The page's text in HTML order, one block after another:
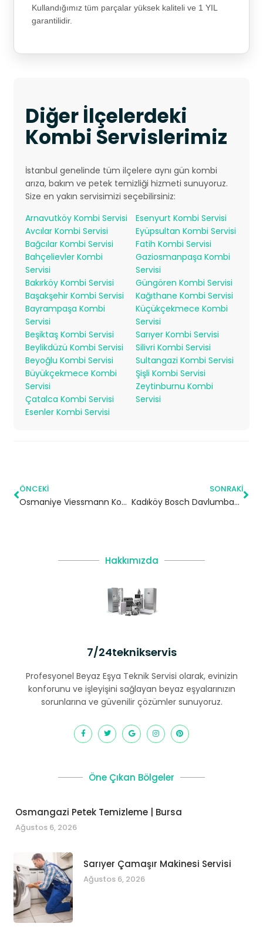
Kullandığımız tüm parçalar yüksek kaliteli ve 1 YIL
garantilidir.
Diğer İlçelerdeki
Kombi Servislerimiz
İstanbul genelinde tüm ilçelere aynı gün kombi
arıza, bakım ve petek temizliği hizmeti sunuyoruz.
Size en yakın servisimizi seçebilirsiniz:
Arnavutköy Kombi Servisi
Avcılar Kombi Servisi
Bağcılar Kombi Servisi
Bahçelievler Kombi
Servisi
Bakırköy Kombi Servisi
Başakşehir Kombi Servisi
Bayrampaşa Kombi
Servisi
Beşiktaş Kombi Servisi
Beylikdüzü Kombi Servisi
Beyoğlu Kombi Servisi
Büyükçekmece Kombi
Servisi
Çatalca Kombi Servisi
Esenler Kombi Servisi
Esenyurt Kombi Servisi
Eyüpsultan Kombi Servisi
Fatih Kombi Servisi
Gaziosmanpaşa Kombi
Servisi
Güngören Kombi Servisi
Kağıthane Kombi Servisi
Küçükçekmece Kombi
Servisi
Sarıyer Kombi Servisi
Silivri Kombi Servisi
Sultangazi Kombi Servisi
Şişli Kombi Servisi
Zeytinburnu Kombi
Servisi
ÖNCEKI
Osmaniye Viessmann Kombi Servisi – Yetkili Teknik Servis
SONRAKI
Kadıköy Bosch Davlumbaz Servisi
Hakkımızda
7/24teknikservis
Profesyonel Beyaz Eşya Teknik Servisi olarak, evinizin
konforunu ve işleyişini sağlayan beyaz eşyalarınızın
sorunlarına ve güvenilir çözümler sunuyoruz.
Öne Çıkan Bölgeler
Osmangazi Petek Temizleme | Bursa
Ağustos 6, 2026
Sarıyer Çamaşır Makinesi Servisi
Ağustos 6, 2026